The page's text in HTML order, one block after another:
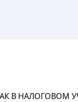
В НАЛОГОВОМ